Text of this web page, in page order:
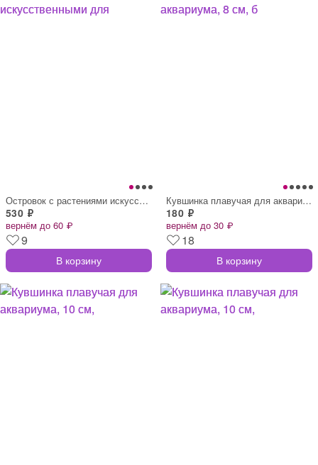
Островок с растениями искусственными для
530 ₽
вернём до 60 ₽
9
В корзину
Кувшинка плавучая для аквариума, 8 см, б
180 ₽
вернём до 30 ₽
18
В корзину